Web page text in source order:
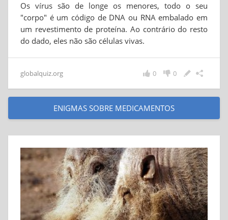
Os vírus são de longe os menores, todo o seu
"corpo" é um código de DNA ou RNA embalado em
um revestimento de proteína. Ao contrário do resto
do dado, eles não são células vivas.
globalquiz.org 0
0
ENIGMAS SOBRE MEDICAMENTOS